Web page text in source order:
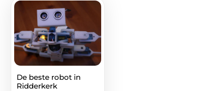
De beste robot in
Ridderkerk